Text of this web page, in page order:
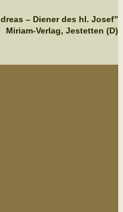
– Diener des hl. Josef”
Miriam-Verlag, Jestetten (D)